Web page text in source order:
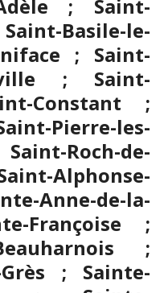
; Saint-
Basile-le-
; Saint-
; Saint-
Constant ;
Pierre-les-
Roch-de-
Alphonse-
Anne-de-la-
Françoise ;
;
Grès ; Sainte-